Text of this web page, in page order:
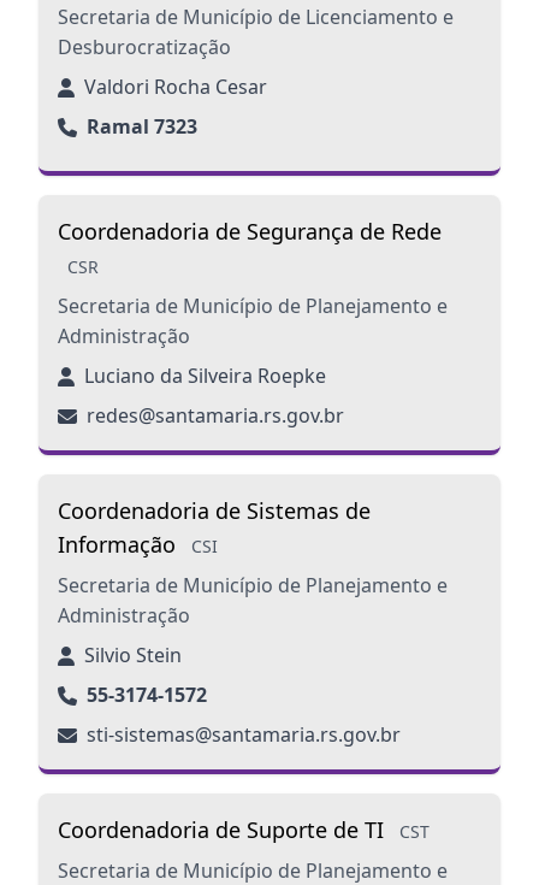
Secretaria de Município de Licenciamento e
Desburocratização
Valdori Rocha Cesar
Ramal 7323
Coordenadoria de Segurança de Rede
CSR
Secretaria de Município de Planejamento e
Administração
Luciano da Silveira Roepke
redes@santamaria.rs.gov.br
Coordenadoria de Sistemas de
Informação
CSI
Secretaria de Município de Planejamento e
Administração
Silvio Stein
55-3174-1572
sti-sistemas@santamaria.rs.gov.br
Coordenadoria de Suporte de TI CST
Secretaria de Município de Planejamento e